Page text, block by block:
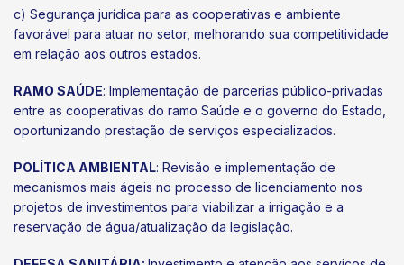
c) Segurança jurídica para as cooperativas e ambiente
favorável para atuar no setor, melhorando sua competitividade
em relação aos outros estados.
RAMO SAÚDE: Implementação de parcerias público-privadas
entre as cooperativas do ramo Saúde e o governo do Estado,
oportunizando prestação de serviços especializados.
POLÍTICA AMBIENTAL: Revisão e implementação de
mecanismos mais ágeis no processo de licenciamento nos
projetos de investimentos para viabilizar a irrigação e a
reservação de água/atualização da legislação.